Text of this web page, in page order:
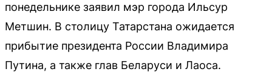
понедельнике заявил мэр города Ильсур
Метшин. В столицу Татарстана ожидается
прибытие президента России Владимира
Путина, а также глав Беларуси и Лаоса.